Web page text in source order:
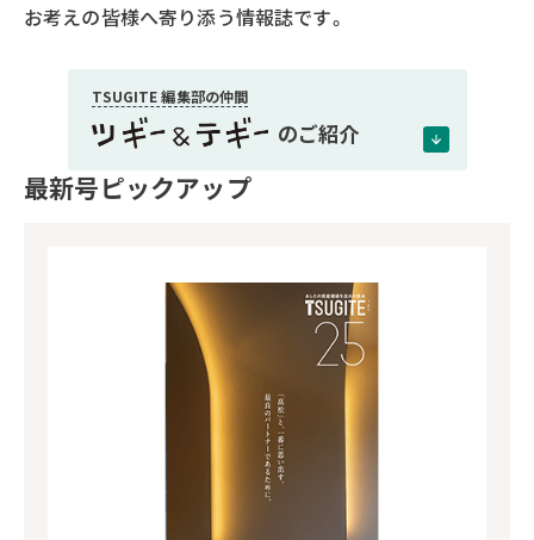
お考えの皆様へ寄り添う情報誌です。
TSUGITE 編集部の仲間
のご紹介
最新号ピックアップ